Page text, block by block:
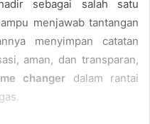
sebagai salah satu
menjawab tantangan
menyimpan catatan
aman, dan transparan,
changer dalam rantai